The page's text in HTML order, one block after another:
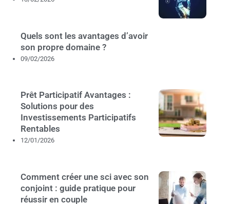
Quels sont les avantages d’avoir
son propre domaine ?
09/02/2026
Prêt Participatif Avantages :
Solutions pour des
Investissements Participatifs
Rentables
12/01/2026
Comment créer une sci avec son
conjoint : guide pratique pour
réussir en couple